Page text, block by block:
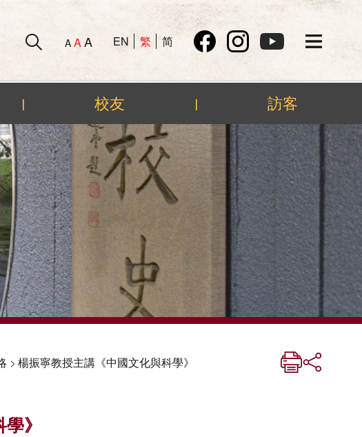
A AA EN 繁 简
| 校友 | 訪客
> 楊振寧教授主講《中國文化與科學》
》